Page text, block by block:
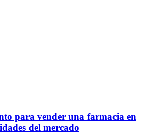
para vender una farmacia en
del mercado